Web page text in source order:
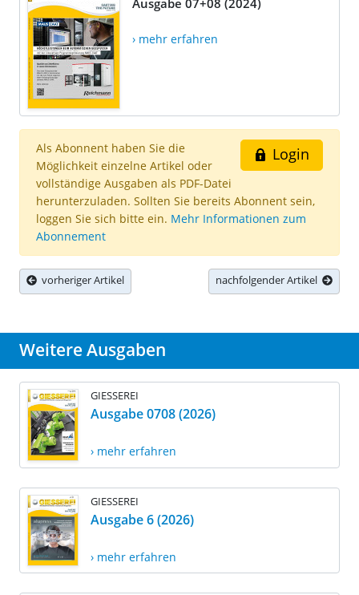
Ausgabe 07+08 (2024)
› mehr erfahren
Login
Als Abonnent haben Sie die
Möglichkeit einzelne Artikel oder
vollständige Ausgaben als PDF-Datei
herunterzuladen. Sollten Sie bereits Abonnent sein,
loggen Sie sich bitte ein. Mehr Informationen zum
Abonnement
vorheriger Artikel nachfolgender Artikel
Weitere Ausgaben
GIESSEREI
Ausgabe 0708 (2026)
› mehr erfahren
GIESSEREI
Ausgabe 6 (2026)
› mehr erfahren